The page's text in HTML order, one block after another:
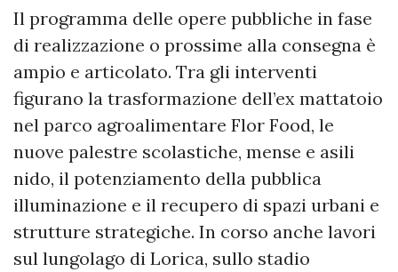
Il programma delle opere pubbliche in fase
di realizzazione o prossime alla consegna è
ampio e articolato. Tra gli interventi
figurano la trasformazione dell’ex mattatoio
nel parco agroalimentare Flor Food, le
nuove palestre scolastiche, mense e asili
nido, il potenziamento della pubblica
illuminazione e il recupero di spazi urbani e
strutture strategiche. In corso anche lavori
sul lungolago di Lorica, sullo stadio